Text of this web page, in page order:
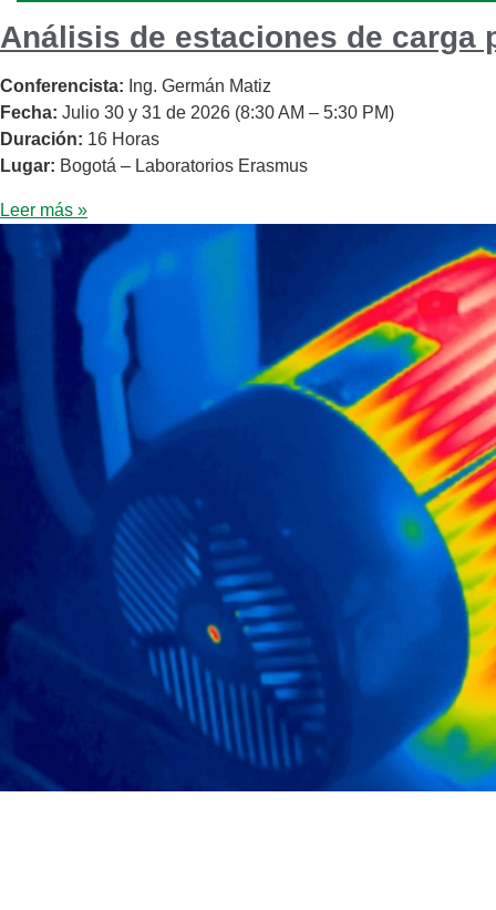
Análisis de estaciones de carga
Conferencista: Ing. Germán Matiz
Fecha: Julio 30 y 31 de 2026 (8:30 AM – 5:30 PM)
Duración: 16 Horas
Lugar: Bogotá – Laboratorios Erasmus
Leer más »